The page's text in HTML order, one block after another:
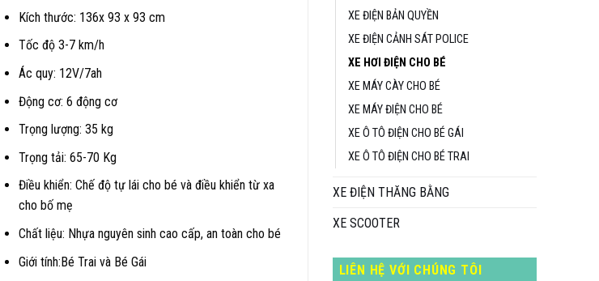
XE ĐIỆN BẢN QUYỀN
XE ĐIỆN CẢNH SÁT POLICE
XE HƠI ĐIỆN CHO BÉ
XE MÁY CÀY CHO BÉ
XE MÁY ĐIỆN CHO BÉ
XE Ô TÔ ĐIỆN CHO BÉ GÁI
XE Ô TÔ ĐIỆN CHO BÉ TRAI
XE ĐIỆN THĂNG BẰNG
XE SCOOTER
LIÊN HỆ VỚI CHÚNG TÔI
Kích thước: 136x 93 x 93 cm
Tốc độ 3-7 km/h
Ác quy: 12V/7ah
Động cơ: 6 động cơ
Trọng lượng: 35 kg
Trọng tải: 65-70 Kg
Điều khiển: Chế độ tự lái cho bé và điều khiển từ xa
cho bố mẹ
Chất liệu: Nhựa nguyên sinh cao cấp, an toàn cho bé
Giới tính:Bé Trai và Bé Gái